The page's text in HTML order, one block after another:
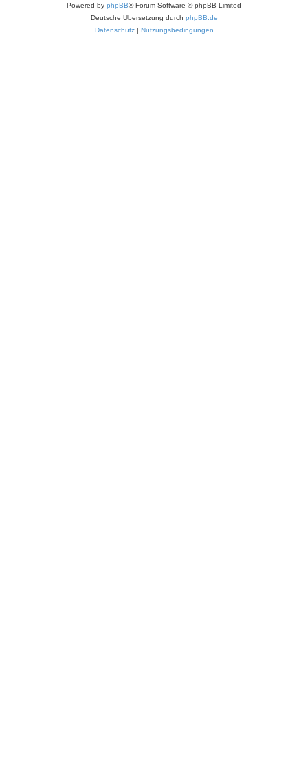
Powered by phpBB® Forum Software © phpBB Limited
Deutsche Übersetzung durch phpBB.de
Datenschutz| Nutzungsbedingungen